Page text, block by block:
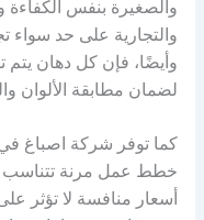
والصغيرة بنفس الكفاءة
والتجارية على حد سواء
وأيضًا، فإن كل دهان
لضمان مطابقة الألوان
كما توفر شركة اصباغ
خطط عمل مرنة تتناسب
أسعار منافسة لا تؤثر